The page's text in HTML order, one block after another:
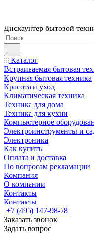
Дискаунтер бытовой
Каталог
Встраиваемая бытовая
Крупная бытовая техника
Красота и уход
Климатическая техника
Техника для дома
Техника для кухни
Компьютерное
Электроинструменты и
Электроника
Как купить
Оплата и доставка
По вопросам рекламации
Компания
О компании
Контакты
Контакты
+7 (495) 147-98-78
Заказать звонок
Задать вопрос